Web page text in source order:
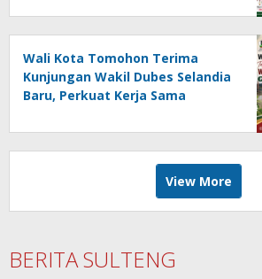
Wali Kota Tomohon Terima
Kunjungan Wakil Dubes Selandia
Baru, Perkuat Kerja Sama
View More
BERITA SULTENG